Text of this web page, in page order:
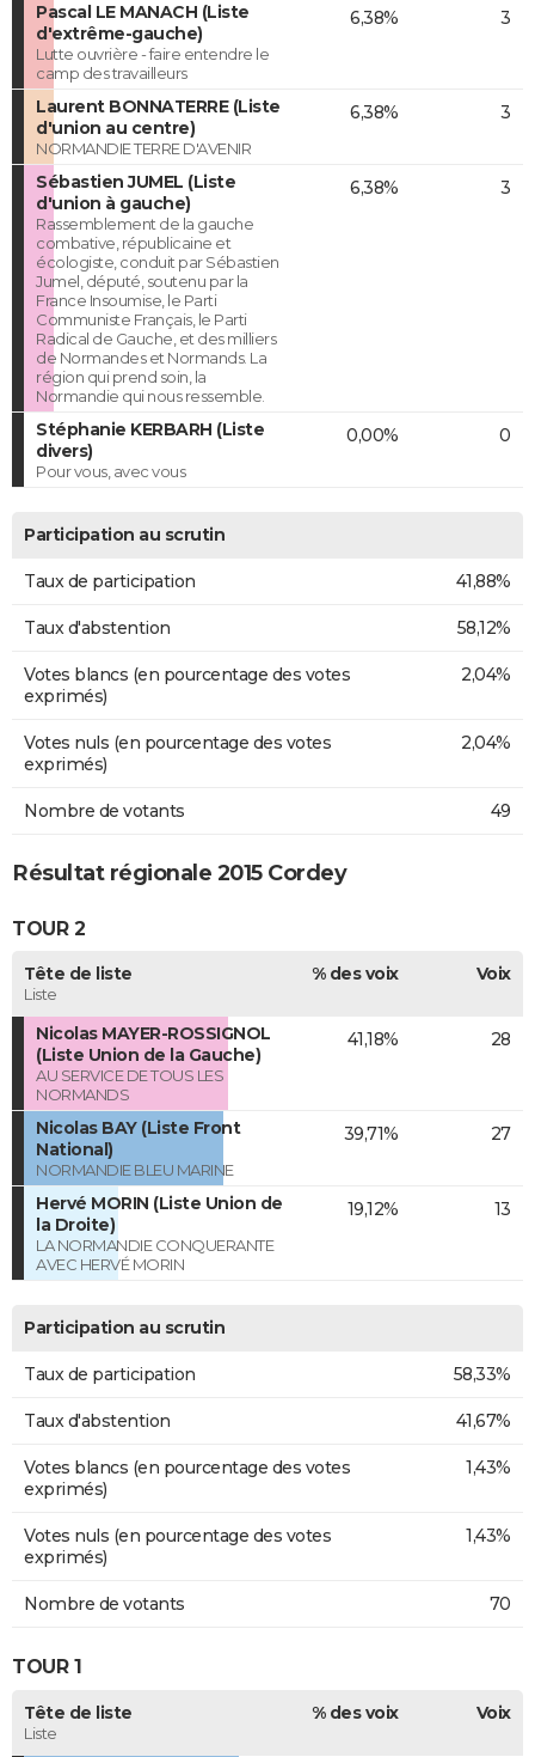
Pascal LE MANACH (Liste
d'extrême-gauche)
Lutte ouvrière - faire entendre le
camp des travailleurs
6,38% 3
Laurent BONNATERRE (Liste
d'union au centre)
NORMANDIE TERRE D'AVENIR
6,38% 3
Sébastien JUMEL (Liste
d'union à gauche)
Rassemblement de la gauche
combative, républicaine et
écologiste, conduit par Sébastien
Jumel, député, soutenu par la
France Insoumise, le Parti
Communiste Français, le Parti
Radical de Gauche, et des milliers
de Normandes et Normands. La
région qui prend soin, la
Normandie qui nous ressemble.
6,38% 3
Stéphanie KERBARH (Liste
divers)
Pour vous, avec vous
0,00% 0
Participation au scrutin
Taux de participation 41,88%
Taux d'abstention 58,12%
Votes blancs (en pourcentage des votes
exprimés)
2,04%
Votes nuls (en pourcentage des votes
exprimés)
2,04%
Nombre de votants 49
Résultat régionale 2015 Cordey
TOUR 2
Tête de liste
Liste
% des voix Voix
Nicolas MAYER-ROSSIGNOL
(Liste Union de la Gauche)
AU SERVICE DE TOUS LES
NORMANDS
41,18% 28
Nicolas BAY (Liste Front
National)
NORMANDIE BLEU MARINE
39,71% 27
Hervé MORIN (Liste Union de
la Droite)
LA NORMANDIE CONQUERANTE
AVEC HERVÉ MORIN
19,12% 13
Participation au scrutin
Taux de participation 58,33%
Taux d'abstention 41,67%
Votes blancs (en pourcentage des votes
exprimés)
1,43%
Votes nuls (en pourcentage des votes
exprimés)
1,43%
Nombre de votants 70
TOUR 1
Tête de liste
Liste
% des voix Voix